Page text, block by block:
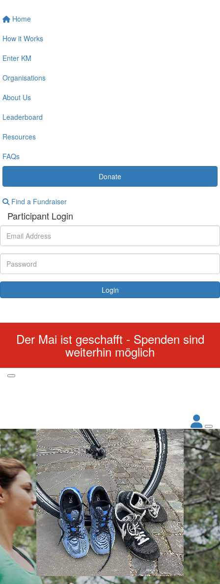
Home
How it Works
Enter KM
Organisations
About Us
Leaderboard
Resources
FAQs
Donate
Find a Fundraiser
Participant Login
Login
Der Mai ist geschafft - Spenden sind
weiterhin möglich